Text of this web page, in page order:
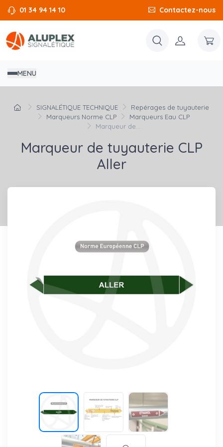
01 34 94 14 10 Contactez-nous
MENU
SIGNALÉTIQUE TECHNIQUE
Repérages de tuyauterie
Marqueurs Norme CLP
Marqueurs Eau CLP
Marqueur de...
Marqueur de tuyauterie CLP
Aller